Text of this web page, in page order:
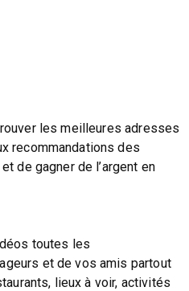
les meilleures adresses
recommandations des
de gagner de l’argent en
toutes les
et de vos amis partout
lieux à voir, activités